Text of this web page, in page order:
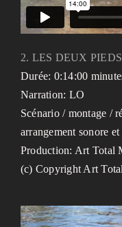
2. LES DEUX
Durée: 0:14:00
Narration: LO
Scénario / montage /
arrangement sonore
Production: Art Total
(c) Copyright Art